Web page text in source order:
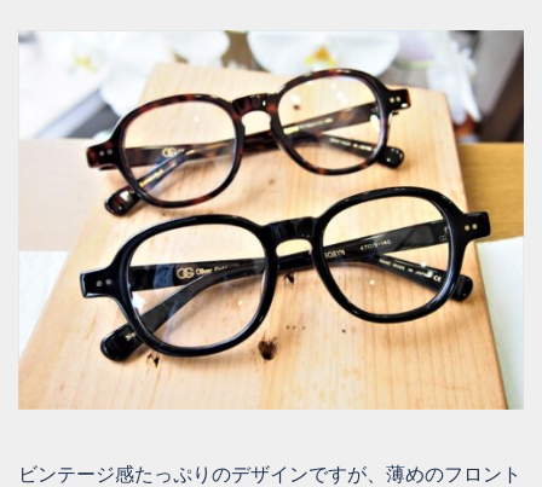
ビンテージ感たっぷりのデザインですが、薄めのフロント